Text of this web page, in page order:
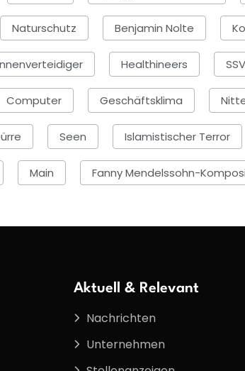
Naturschutz Benjamin Nolte
Healthineers
Computer Geschäftsklima
Seen Islamistischer Terror
Main Fanny Mendelssohn-
Aktuell & Relevant
Nachrichten
Unternehmen